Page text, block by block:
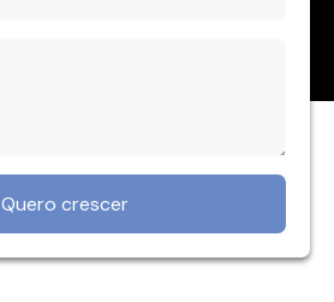
Quero crescer